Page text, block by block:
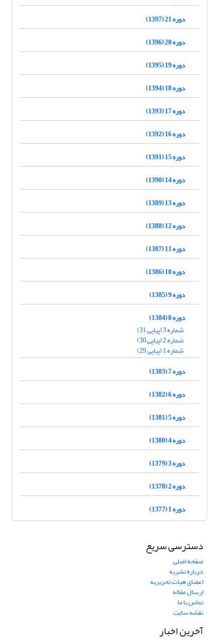
دوره 21 (1397)
دوره 20 (1396)
دوره 19 (1395)
دوره 18 (1394)
دوره 17 (1393)
دوره 16 (1392)
دوره 15 (1391)
دوره 14 (1390)
دوره 13 (1389)
دوره 12 (1388)
دوره 11 (1387)
دوره 10 (1386)
دوره 9 (1385)
دوره 8 (1384)
شماره 3 (پیاپی 31)
شماره 2 (پیاپی 30)
شماره 1 (پیاپی 29)
دوره 7 (1383)
دوره 6 (1382)
دوره 5 (1381)
دوره 4 (1380)
دوره 3 (1379)
دوره 2 (1378)
دوره 1 (1377)
دسترسی سریع
صفحه اصلی
درباره نشریه
اعضای هیات تحریریه
ارسال مقاله
تماس با ما
نقشه سایت
آخرین اخبار